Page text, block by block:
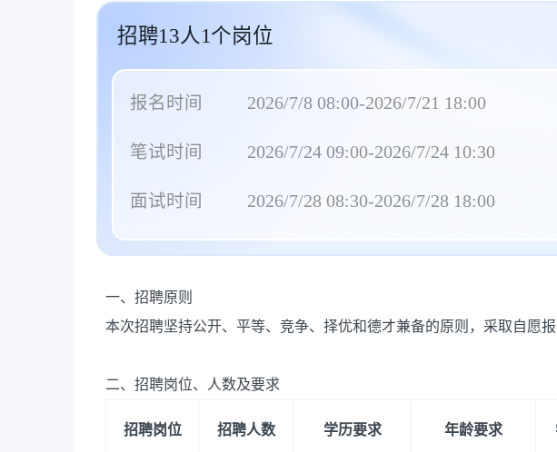
招聘13人1个岗位
报名时间 2026/7/8 08:00-2026/7/21 18:00
笔试时间 2026/7/24 09:00-2026/7/24 10:30
面试时间 2026/7/28 08:30-2026/7/28 18:00
一、招聘原则
本次招聘坚持公开、平等、竞争、择优和德才兼备的原则，采取自愿
二、招聘岗位、人数及要求
招聘岗位 招聘人数 学历要求 年龄要求